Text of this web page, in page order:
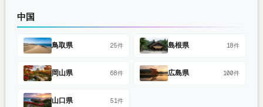
中国
鳥取県 25件 島根県 18件
岡山県 68件 広島県 100件
山口県 51件